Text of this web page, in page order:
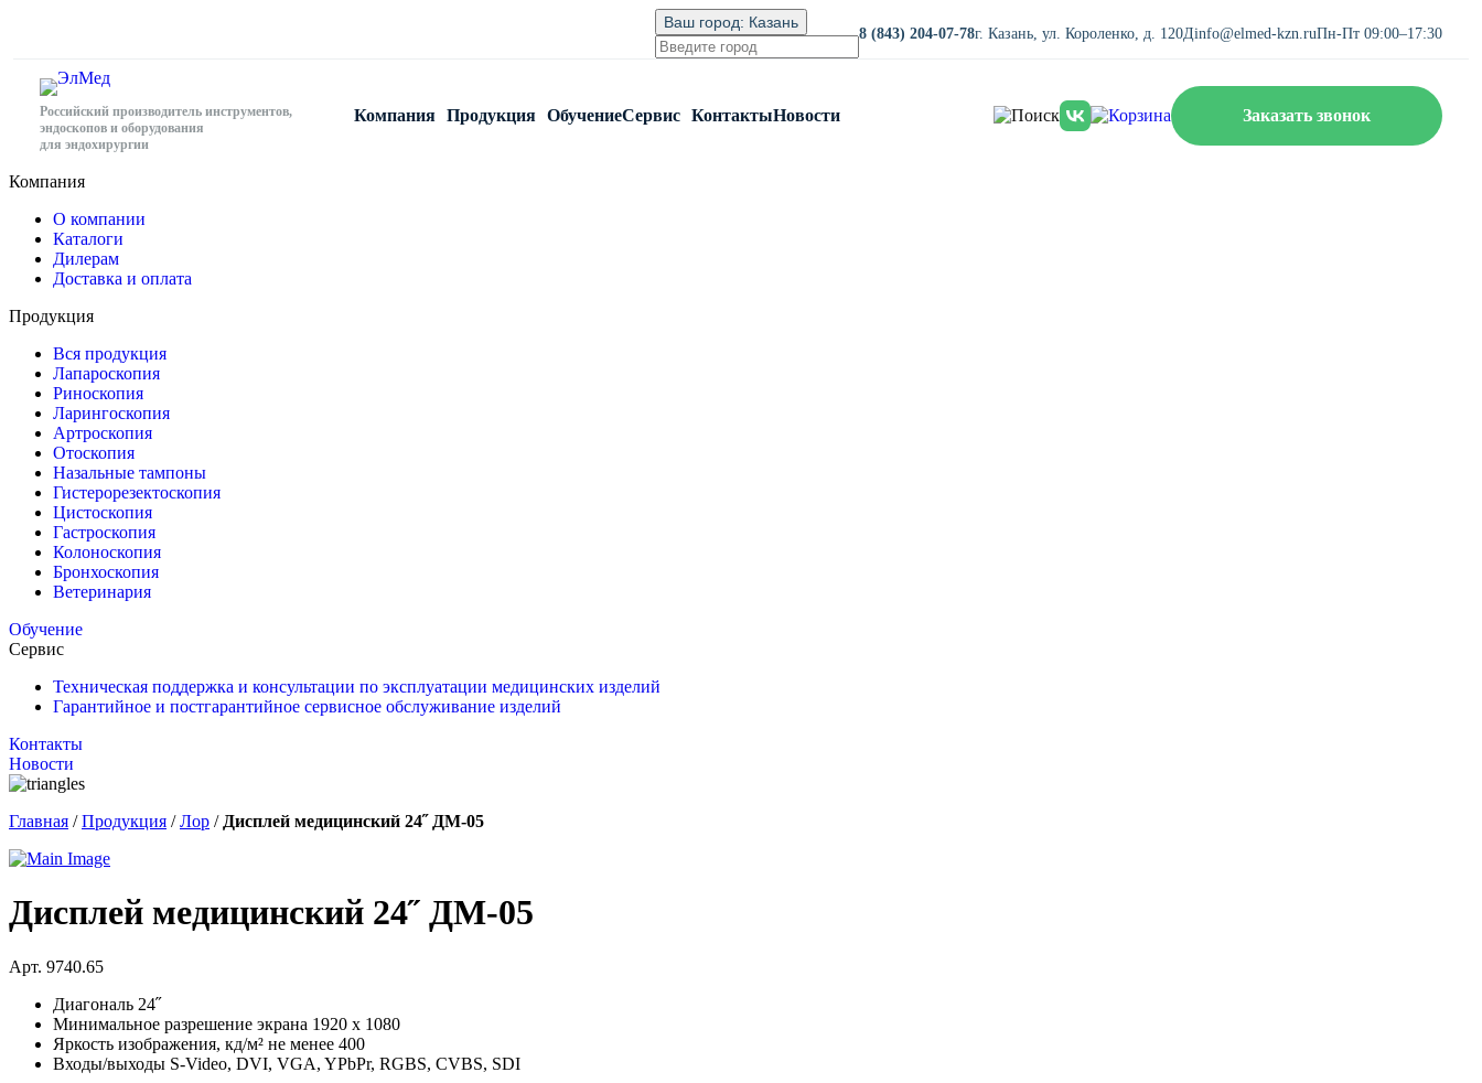
Ваш город: Казань
8 (843) 204-07-78г. Казань, ул. Короленко, д. 120Дinfo@elmed-kzn.ruПн-Пт 09:00–17:30
Российский производитель инструментов,
эндоскопов и оборудования
для эндохирургии
Компания Продукция ОбучениеСервис КонтактыНовости Заказать звонок
Компания
О компании
Каталоги
Дилерам
Доставка и оплата
Продукция
Вся продукция
Лапароскопия
Риноскопия
Ларингоскопия
Артроскопия
Отоскопия
Назальные тампоны
Гистерорезектоскопия
Цистоскопия
Гастроскопия
Колоноскопия
Бронхоскопия
Ветеринария
Обучение
Сервис
Техническая поддержка и консультации по эксплуатации медицинских изделий
Гарантийное и постгарантийное сервисное обслуживание изделий
Контакты
Новости
Главная /Продукция /Лор / Дисплей медицинский 24˝ ДМ-05
Дисплей медицинский 24˝ ДМ-05
Арт. 9740.65
Диагональ 24˝
Минимальное разрешение экрана 1920 х 1080
Яркость изображения, кд/м² не менее 400
Входы/выходы S-Video, DVI, VGA, YPbPr, RGBS, CVBS, SDI